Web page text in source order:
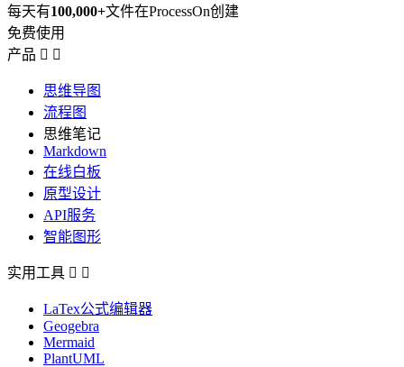
每天有100,000+文件在ProcessOn创建
免费使用
产品  
思维导图
流程图
思维笔记
Markdown
在线白板
原型设计
API服务
智能图形
实用工具  
LaTex公式编辑器
Geogebra
Mermaid
PlantUML